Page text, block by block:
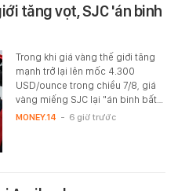
tăng vọt, SJC 'án binh
Trong khi giá vàng thế giới tăng
mạnh trở lại lên mốc 4.300
USD/ounce trong chiều 7/8, giá
vàng miếng SJC lại "án binh bất…
MONEY.14 - 6 giờ trước